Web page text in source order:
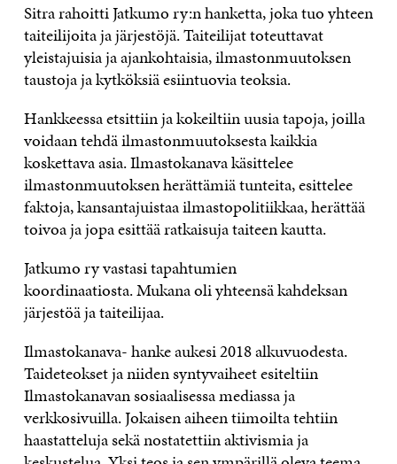
Sitra rahoitti Jatkumo ry:n hanketta, joka tuo yhteen
taiteilijoita ja järjestöjä. Taiteilijat toteuttavat
yleistajuisia ja ajankohtaisia, ilmastonmuutoksen
taustoja ja kytköksiä esiintuovia teoksia.
Hankkeessa etsittiin ja kokeiltiin uusia tapoja, joilla
voidaan tehdä ilmastonmuutoksesta kaikkia
koskettava asia. Ilmastokanava käsittelee
ilmastonmuutoksen herättämiä tunteita, esittelee
faktoja, kansantajuistaa ilmastopolitiikkaa, herättää
toivoa ja jopa esittää ratkaisuja taiteen kautta.
Jatkumo ry vastasi tapahtumien
koordinaatiosta. Mukana oli yhteensä kahdeksan
järjestöä ja taiteilijaa.
Ilmastokanava- hanke aukesi 2018 alkuvuodesta.
Taideteokset ja niiden syntyvaiheet esiteltiin
Ilmastokanavan sosiaalisessa mediassa ja
verkkosivuilla. Jokaisen aiheen tiimoilta tehtiin
haastatteluja sekä nostatettiin aktivismia ja